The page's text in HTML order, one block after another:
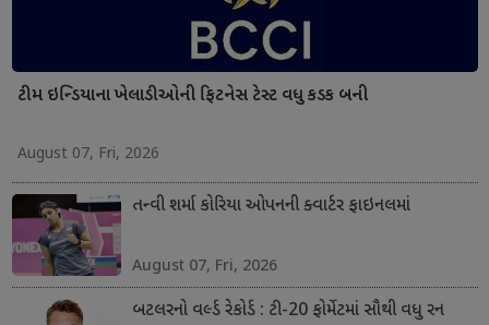
ટીમ ઇન્ડિયાના ખેલાડીઓની ફિટનેસ ટેસ્ટ વધુ કડક બની
August 07, Fri, 2026
તન્વી શર્મા કોરિયા ઓપનની ક્વાર્ટર ફાઇનલમાં
August 07, Fri, 2026
બટલરનો વર્લ્ડ રેકોર્ડ : ટી-20 ફોર્મેટમાં સૌથી વધુ રન